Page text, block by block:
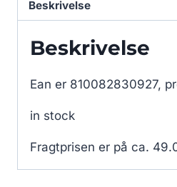
Beskrivelse
Beskrivelse
Ean er 810082830927,
in stock
Fragtprisen er på ca.